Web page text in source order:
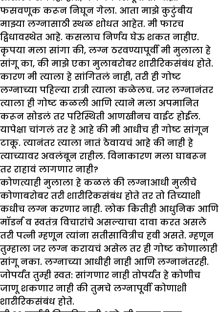
फसवणूक करून निघून गेला. आता माझेकुटुंबीय
माझ् या लग्नासाठी स्थळ शोधत आहेत. मी फारच
द्विधावस्थेत आहे. कसलाच निर्णय घेऊ शकत नाहीए.
कृपया मला सांगा की, लग्न ठरवण्यापूर्वी मी मुलाला हे
सांगू का, की माझेएका मुलाबरोबर शारीरिकसंबंध होते.
कारण मी त्याला हे सांगितलं नाही, तरी ही गोष्ट
लग्नाच्या पहिल्या रात्री त्याला कळेलच. जर लग्नानंतर
त्याला ही गोष्ट कळली आणि त्याने मला अपमानित
करून सोडलं तर परिस्थिती आणखीनच वाईट होईल.
यापेक्षा चांगलं तर हे आहे की मी आधीच ही गोष्ट सांगून
टाकू. त्यानंतर त्याला नातं ठेवायचं आहे की नाही हे
त्याच्यावर अवलंबून राहील. विनाकारण मला घाबरून
तर राहावं लागणार नाही?
कोणत्याही मुलाला हे कळलं की लग्नाआधी मुलीचे
कोणाबरोबर तरी शारीरिकसंबंध होते तर तो तिच्याशी
कधीच लग्न करणार नाही. लोक कितीही आधुनिक आणि
मॉडर्न व स्वतंत्र विचारांचे असल्याचा दावा करत असले
तरी पत्नी म्हणून त्यांना सतीसावित्रीच हवी असते. म्हणून
तुम्हाला जर लग्न करायचं असेल तर ही गोष्ट कोणालाही
सांगू नका. लग्नाच्या आधीही नाही आणि लग्नानंतरही.
जोपर्यंत तुम्ही स्वत: सांगणार नाही तोपर्यंत हे कोणीच
जाणू शकणार नाही की तुमचे लग्नापूर्वी कोणाशी
शारीरिकसंबंध होते.